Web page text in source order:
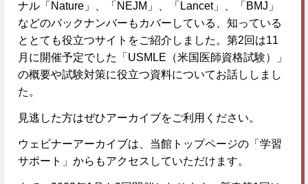
ナル「Nature」、「NEJM」、「Lancet」、「BMJ」
などのバックナンバーもカバーしている、知っている
ととても役立つサイトをご紹介しました。第2回は11
月に開催予定でした「USMLE（米国医師資格試験）」
の概要や試験対策に役立つ資料についてお話ししまし
た。
見逃した方はぜひアーカイブをご利用ください。
ウェビナーアーカイブは、当館トップページの「学習
サポート」からもアクセスしていただけます。